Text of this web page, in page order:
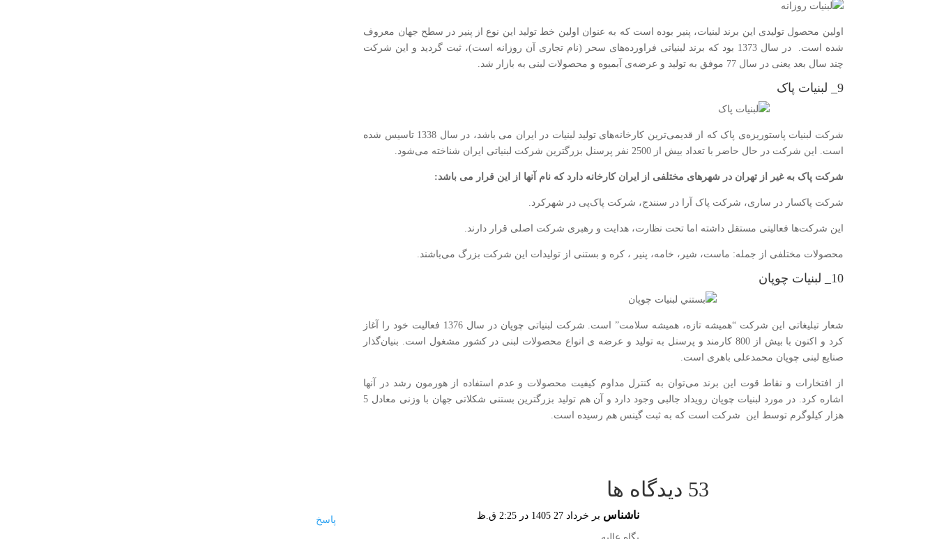
اولین محصول تولیدی این برند لبنیات، پنیر بوده است که به عنوان اولین خط تولید این نوع از پنیر در سطح جهان معروف
شده است. در سال 1373 بود که برند لبنیاتی فراورده‌های سحر (نام تجاری آن روزانه است)، ثبت گردید و این شرکت
چند سال بعد یعنی در سال 77 موفق به تولید و عرضه‌ی آبمیوه و محصولات لبنی به بازار شد.
9_ لبنیات پاک
شرکت لبنیات پاستوریزه‌ی پاک که از قدیمی‌ترین کارخانه‌های تولید لبنیات در ایران می باشد، در سال 1338 تاسیس شده
است. این شرکت در حال حاضر با تعداد بیش از 2500 نفر پرسنل بزرگترین شرکت لبنیاتی ایران شناخته می‌شود.
شرکت پاک به غیر از تهران در شهرهای مختلفی از ایران کارخانه دارد که نام آنها از این قرار می باشد:
شرکت پاکسار در ساری، شرکت پاک‌ آرا در سنندج، شرکت پاک‌پی در شهرکرد.
این شرکت‌ها فعالیتی مستقل داشته اما تحت نظارت، هدایت و رهبری شرکت اصلی قرار دارند.
محصولات مختلفی از جمله: ماست، شیر، خامه، پنیر ، کره و بستنی از تولیدات این شرکت بزرگ می‌باشند.
10_ لبنیات چوپان
شعار تبلیغاتی این شرکت “همیشه تازه، همیشه سلامت” است. شرکت لبنیاتی چوپان در سال 1376 فعالیت خود را آغاز
کرد و اکنون با بیش از 800 کارمند و پرسنل به تولید و عرضه ی انواع محصولات لبنی در کشور مشغول است. بنیان‌گذار
صنایع لبنی چوپان محمدعلی باهری است.
از افتخارات و نقاط قوت این برند می‌توان به کنترل مداوم کیفیت محصولات و عدم استفاده از هورمون رشد در آنها
اشاره کرد. در مورد لبنیات چوپان رویداد جالبی وجود دارد و آن هم تولید بزرگترین بستنی شکلاتی جهان با وزنی معادل 5
هزار کیلوگرم توسط این شرکت است که به ثبت گینس هم رسیده است.
53 دیدگاه ها
ناشناس بر خرداد 27 1405 در 2:25 ق.ظ پاسخ